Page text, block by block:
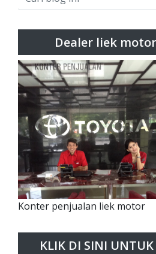
Dealer liek
Konter penjualan liek motor
KLIK DI SINI UNTUK